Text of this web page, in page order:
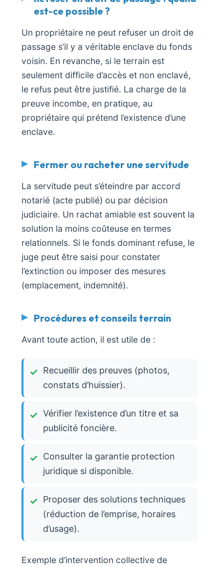
est-ce possible ?
Un propriétaire ne peut refuser un droit de
passage s’il y a véritable enclave du fonds
voisin. En revanche, si le terrain est
seulement difficile d’accès et non enclavé,
le refus peut être justifié. La charge de la
preuve incombe, en pratique, au
propriétaire qui prétend l’existence d’une
enclave.
Fermer ou racheter une servitude
La servitude peut s’éteindre par accord
notarié (acte publié) ou par décision
judiciaire. Un rachat amiable est souvent la
solution la moins coûteuse en termes
relationnels. Si le fonds dominant refuse, le
juge peut être saisi pour constater
l’extinction ou imposer des mesures
(emplacement, indemnité).
Procédures et conseils terrain
Avant toute action, il est utile de :
Recueillir des preuves (photos,
constats d’huissier).
Vérifier l’existence d’un titre et sa
publicité foncière.
Consulter la garantie protection
juridique si disponible.
Proposer des solutions techniques
(réduction de l’emprise, horaires
d’usage).
Exemple d’intervention collective de